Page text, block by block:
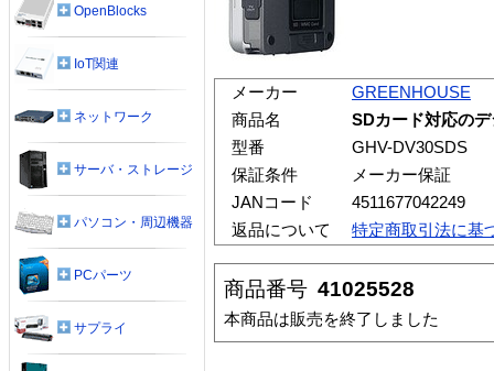
メーカー
GREENHOUSE
商品名
SDカード対応の
型番
GHV-DV30SDS
保証条件
メーカー保証
JANコード
4511677042249
返品について
特定商取引法に基
商品番号 41025528
本商品は販売を終了しました
OpenBlocks
IoT関連
ネットワーク
サーバ・ストレージ
パソコン・周辺機器
PCパーツ
サプライ